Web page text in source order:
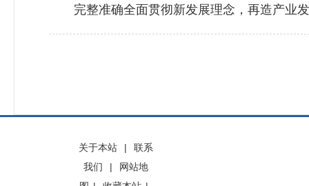
完整准确全面贯彻新发展理念，再造产业发
关于本站 |
联系
我们
|
网站地